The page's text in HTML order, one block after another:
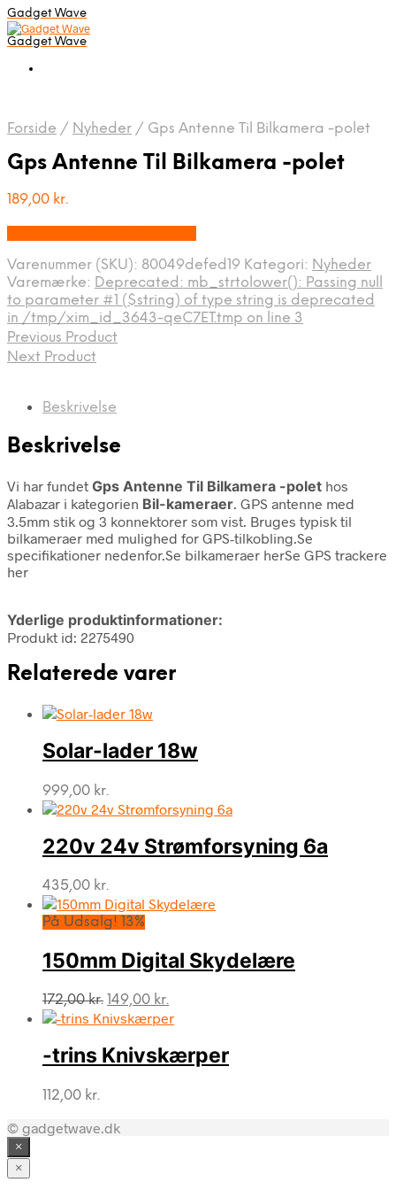
Gadget Wave
Gadget Wave
Forside / Nyheder / Gps Antenne Til Bilkamera -polet
Gps Antenne Til Bilkamera -polet
189,00 kr.
Varenummer (SKU): 80049defed19 Kategori: Nyheder
Varemærke: Deprecated: mb_strtolower(): Passing null
to parameter #1 ($string) of type string is deprecated
in /tmp/xim_id_3643-qeC7ET.tmp on line 3
Previous Product
Next Product
Beskrivelse
Beskrivelse
Vi har fundet Gps Antenne Til Bilkamera -polet hos
Alabazar i kategorien Bil-kameraer. GPS antenne med
3.5mm stik og 3 konnektorer som vist. Bruges typisk til
bilkameraer med mulighed for GPS-tilkobling.Se
specifikationer nedenfor.Se bilkameraer herSe GPS trackere
her
Yderlige produktinformationer:
Produkt id: 2275490
Relaterede varer
Solar-lader 18w
999,00 kr.
220v 24v Strømforsyning 6a
435,00 kr.
På Udsalg! 13%
150mm Digital Skydelære
172,00kr. Den
oprindelige
var:
172,00 kr..
149,00 kr.
aktuelle
er:
149,00 kr..
-trins Knivskærper
112,00 kr.
© gadgetwave.dk
×
×